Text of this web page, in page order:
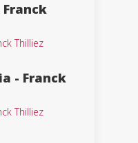
Thilliez
- Franck
Thilliez